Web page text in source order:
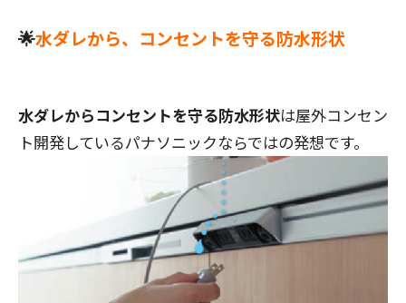
🌟水ダレから、コンセントを守る防水形状
水ダレからコンセントを守る防水形状は屋外コンセン
ト開発しているパナソニックならではの発想です。